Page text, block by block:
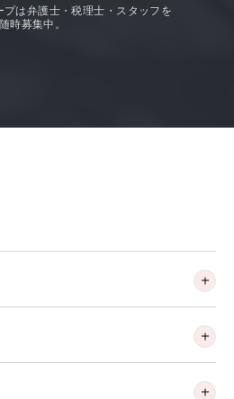
プは弁護士・税理士・スタッフを
随時募集中。